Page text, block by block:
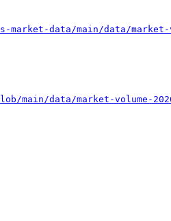
data/main/data/market-
main/data/market-volume-